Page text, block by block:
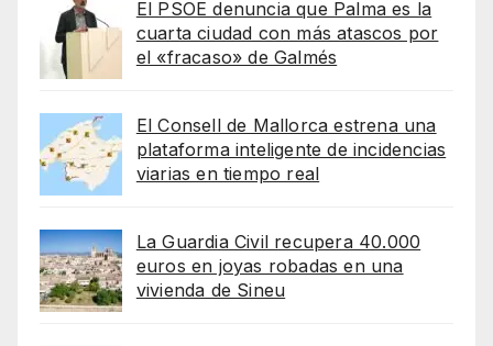
El PSOE denuncia que Palma es la
cuarta ciudad con más atascos por
el «fracaso» de Galmés
El Consell de Mallorca estrena una
plataforma inteligente de incidencias
viarias en tiempo real
La Guardia Civil recupera 40.000
euros en joyas robadas en una
vivienda de Sineu